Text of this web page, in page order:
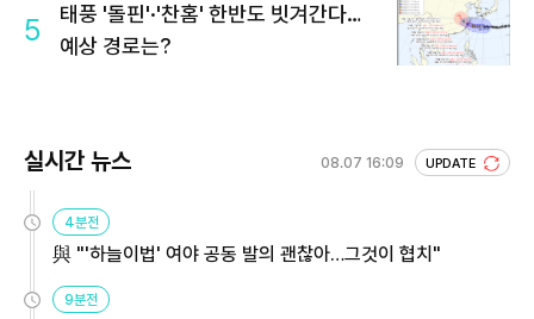
5
태풍 '돌핀'·'찬홈' 한반도 빗겨간다…
예상 경로는?
실시간 뉴스 08.07 16:09 UPDATE
4분전
與 "'하늘이법' 여야 공동 발의 괜찮아…그것이 협치"
9분전